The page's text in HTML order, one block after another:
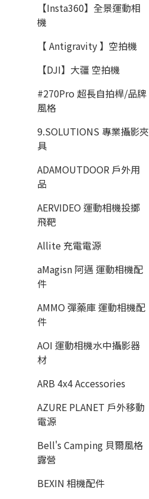
【Insta360】全景運動相
機
【 Antigravity 】空拍機
【DJI】大疆 空拍機
#270Pro 超長自拍桿/品牌
風格
9.SOLUTIONS 專業攝影夾
具
ADAMOUTDOOR 戶外用
品
AERVIDEO 運動相機投擲
飛靶
Allite 充電電源
aMagisn 阿邁 運動相機配
件
AMMO 彈藥庫 運動相機配
件
AOI 運動相機水中攝影器
材
ARB 4x4 Accessories
AZURE PLANET 戶外移動
電源
Bell's Camping 貝爾風格
露營
BEXIN 相機配件